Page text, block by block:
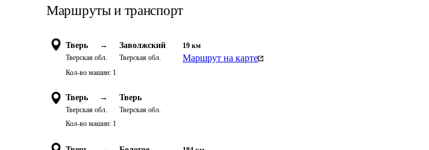
Маршруты и транспорт
Тверь →
Тверская обл.
Заволжский
Тверская обл.
19 км
Маршрут на карте
Кол-во машин: 1
Тверь →
Тверская обл.
Тверь
Тверская обл.
Кол-во машин: 1